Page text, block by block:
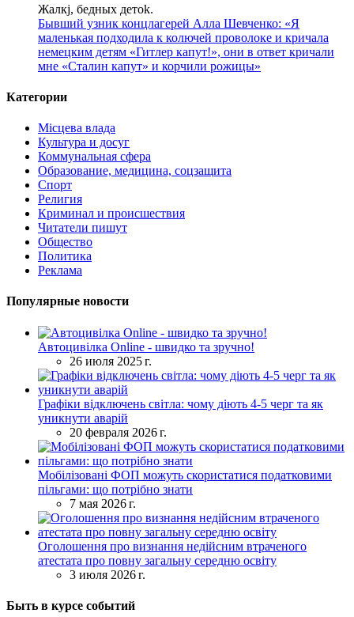
Жалкj, бедных детok.
Бывший узник концлагерей Алла Шевченко: «Я
маленькая подходила к колючей проволоке и кричала
немецким детям «Гитлер капут!», они в ответ кричали
мне «Сталин капут» и корчили рожицы»
Категории
Місцева влада
Культура и досуг
Коммунальная сфера
Образование, медицина, соцзащита
Спорт
Религия
Криминал и происшествия
Читатели пишут
Общество
Политика
Реклама
Популярные новости
Автоцивілка Online - швидко та зручно!
26 июля 2025 г.
Графіки відключень світла: чому діють 4-5 черг та як
уникнути аварій
20 февраля 2026 г.
Мобілізовані ФОП можуть скористатися податковими
пільгами: що потрібно знати
7 мая 2026 г.
Оголошення про визнання недійсним втраченого
атестата про повну загальну середню освіту
3 июля 2026 г.
Быть в курсе событий